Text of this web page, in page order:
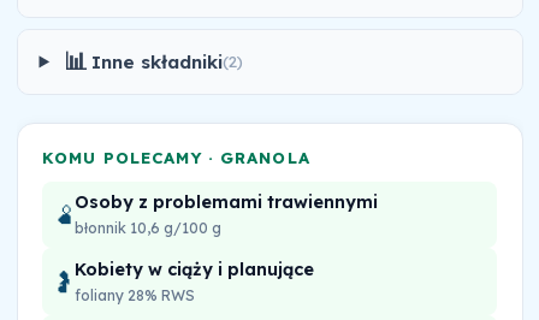
📊 Inne składniki(2)
KOMU POLECAMY · GRANOLA
🫄Osoby z problemami trawiennymi
błonnik 10,6 g/100 g
🤰 Kobiety w ciąży i planujące
foliany 28% RWS